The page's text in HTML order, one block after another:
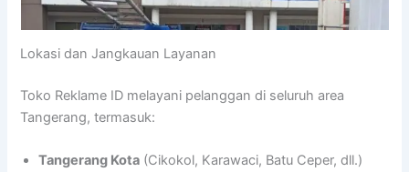
Lokasi dan Jangkauan Layanan
Toko Reklame ID melayani pelanggan di seluruh area
Tangerang, termasuk:
Tangerang Kota (Cikokol, Karawaci, Batu Ceper, dll.)